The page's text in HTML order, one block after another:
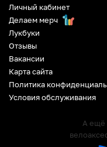
Личный кабинет
Делаем мерч
Лукбуки
Отзывы
Вакансии
Карта сайта
Политика
Условия обслуживания
А ещё